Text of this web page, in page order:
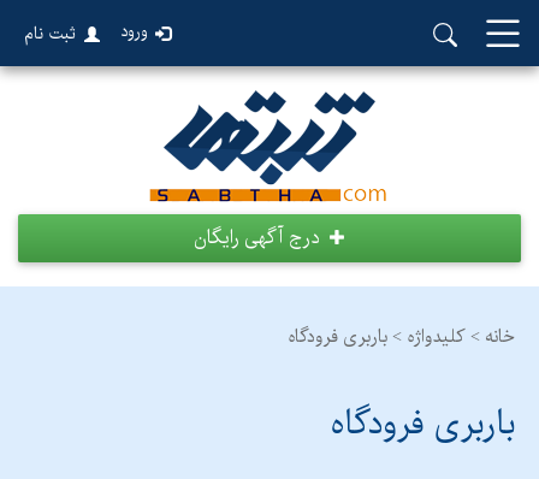
ورود ثبت نام
درج آگهی رایگان
خانه > کلیدواژه > باربری فرودگاه
باربری فرودگاه